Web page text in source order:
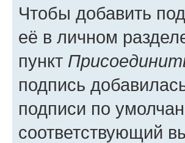
Чтобы добавить
её в личном
пункт
подпись
подписи по
соответствующий